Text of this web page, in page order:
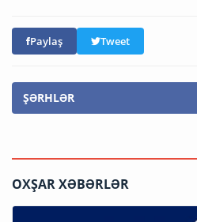
Paylaş Tweet
ŞƏRHLƏR
OXŞAR XƏBƏRLƏR